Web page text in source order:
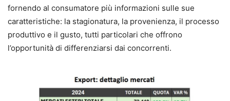
fornendo al consumatore più informazioni sulle sue
caratteristiche: la stagionatura, la provenienza, il processo
produttivo e il gusto, tutti particolari che offrono
l’opportunità di differenziarsi dai concorrenti.